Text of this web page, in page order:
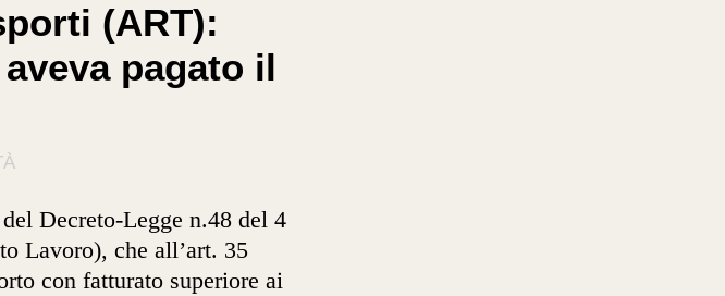
(ART):
pagato il
Decreto-Legge n.48 del 4
Lavoro), che all’art. 35
con fatturato superiore ai